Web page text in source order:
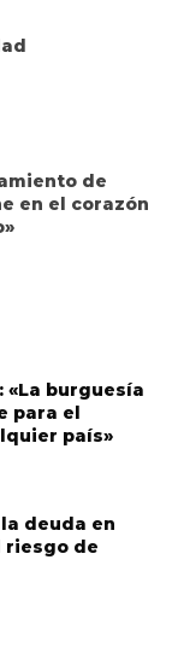
de
en el corazón
«La burguesía
para el
país»
deuda en
riesgo de